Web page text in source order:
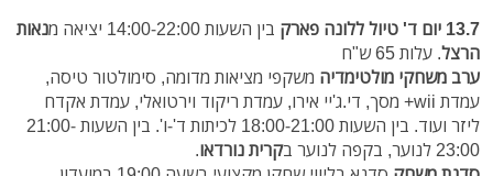
13.7 יום ד'
טיול ללונה פארק בין השעות 14:00-22:00 יציאה מ
נאות
הרצל. עלות 65 ש"ח
ערב משחקי מולטימדיה משקפי מציאות מדומה, סימולטור טיסה,
עמדת wii+ מסך, די.ג'יי אירו, עמדת ריקוד וירטואלי, עמדת אקדח
ליזר ועוד. בין השעות 18:00-21:00 לכיתות ד'-ו'. בין השעות 21:00-
23:00 לנוער, בק
פה לנוער בקרית נורדאו.